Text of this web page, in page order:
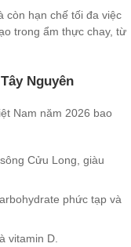
còn hạn chế tối đa việc
trong ẩm thực chay, từ
Nguyên
Nam năm 2026 bao
Cửu Long, giàu
phức tạp và
vitamin D.